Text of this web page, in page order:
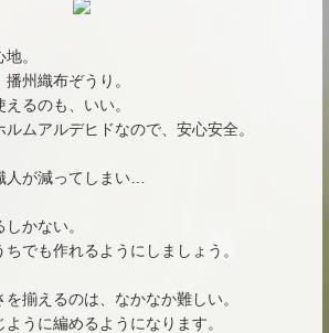
。
州織布ぞうり。
るのも、いい。
ムアルデヒドなので、安心安全。
人が減ってしまい…
かない。
でも作れるようにしましょう。
揃えるのは、なかなか難しい。
うに編めるようになります。